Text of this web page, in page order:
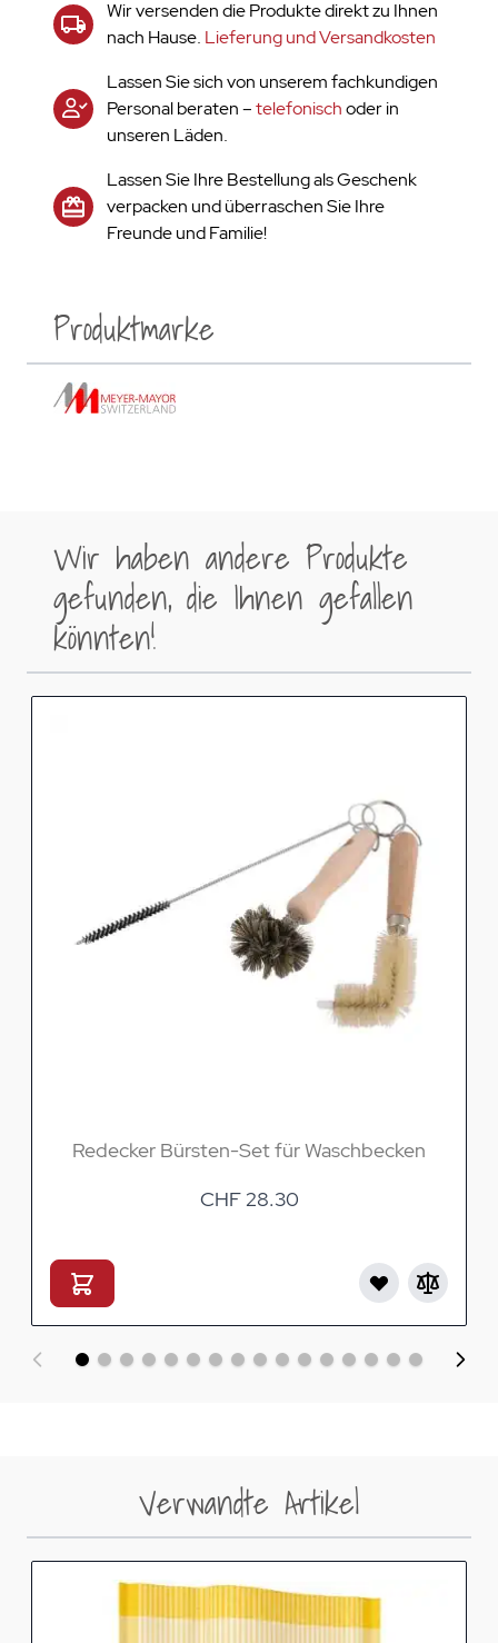
Wir versenden die Produkte direkt zu Ihnen
nach Hause. Lieferung und Versandkosten
Lassen Sie sich von unserem fachkundigen
Personal beraten –telefonischoder in
unseren Läden.
Lassen Sie Ihre Bestellung als Geschenk
verpacken und überraschen Sie Ihre
Freunde und Familie!
Produktmarke
Wir haben andere Produkte
gefunden, die Ihnen gefallen
könnten!
Redecker Bürsten-Set für Waschbecken
CHF 28.30
Verwandte Artikel